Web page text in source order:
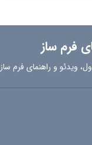
فرم ساز
ویدئو و راهنمای فرم ساز